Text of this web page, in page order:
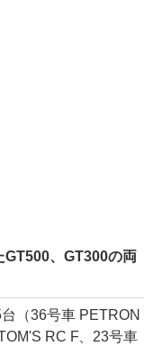
、GT300の両
（36号車 PETRON
RC F、23号車